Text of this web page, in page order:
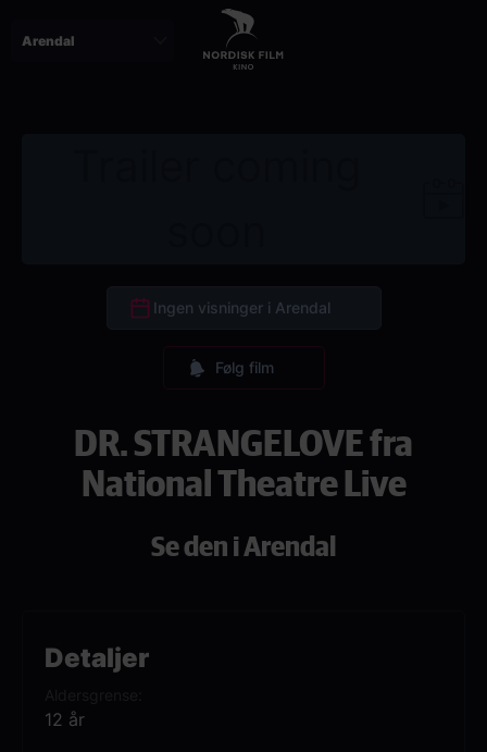
Detaljer
12 år
Ingen visninger i Arendal
Følg film
DR. STRANGELOVE fra
National Theatre Live
Se den i Arendal